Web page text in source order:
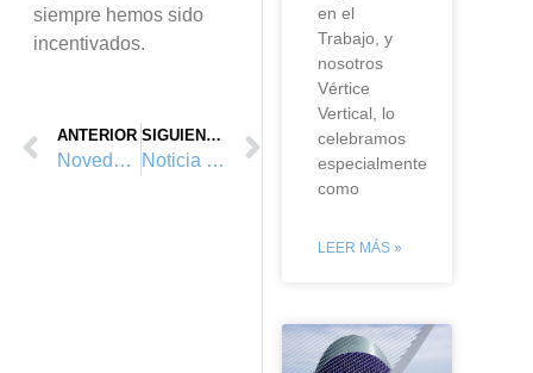
siempre hemos sido
incentivados.
ANTERIOR
Novedades SICUR 18
SIGUIENTE
Noticia PETZL
en el
Trabajo, y
nosotros
Vértice
Vertical, lo
celebramos
especialmente
como
LEER MÁS »